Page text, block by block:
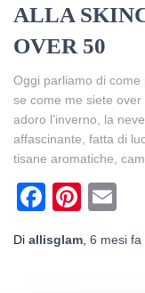
ALLA
OVER 50
Oggi parliamo di
se come me siete
adoro l’inverno, la
affascinante, fatta di
tisane aromatiche,
Di allisglam 6 mesi fa